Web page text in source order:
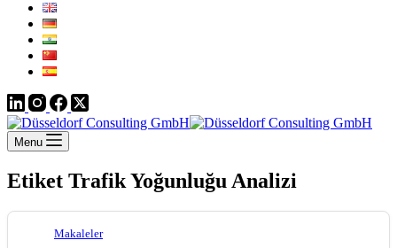
Menu
Etiket Trafik Yoğunluğu Analizi
Makaleler